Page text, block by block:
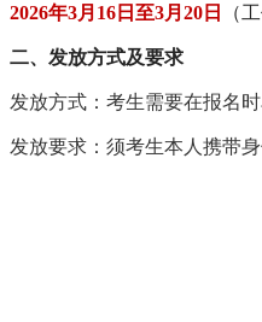
2026年3月 16 日至3月 20 日 （
二、发放方式及要求
发放方式：考生需要在报名
发放要求：须考生本人携带